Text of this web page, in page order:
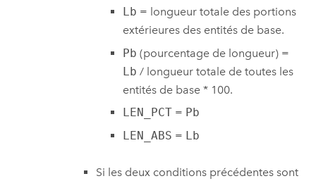
Lb = longueur totale des portions
extérieures des entités de base.
Pb (pourcentage de longueur) =
Lb / longueur totale de toutes les
entités de base * 100.
LEN_PCT = Pb
LEN_ABS = Lb
Si les deux conditions précédentes sont